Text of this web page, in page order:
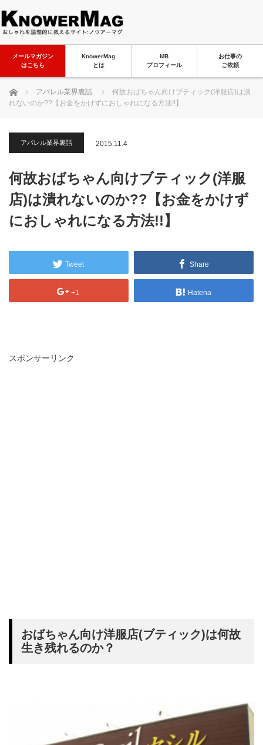
メールマガジン
はこちら
KnowerMag
とは
MB
プロフィール
お仕事の
ご依頼
ホーム アパレル業界裏話
何故おばちゃん向けブティック(洋服店)は潰
れないのか??【お金をかけずにおしゃれになる方法!!】
アパレル業界裏話 2015.11.4
何故おばちゃん向けブティック(洋服
店)は潰れないのか??【お金をかけず
におしゃれになる方法!!】
Tweet Share
+1 Hatena
スポンサーリンク
おばちゃん向け洋服店(ブティック)は何故
生き残れるのか？